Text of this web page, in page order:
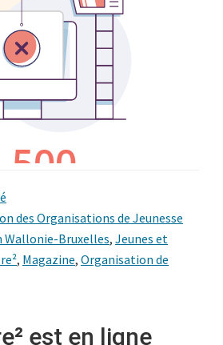
des Organisations de Jeunesse
Wallonie-Bruxelles, Jeunes et
, Magazine, Organisation de
est en ligne